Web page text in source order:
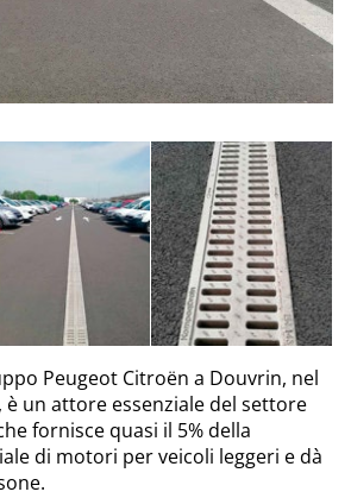
Peugeot Citroën a Douvrin, nel
è un attore essenziale del settore
fornisce quasi il 5% della
di motori per veicoli leggeri e dà